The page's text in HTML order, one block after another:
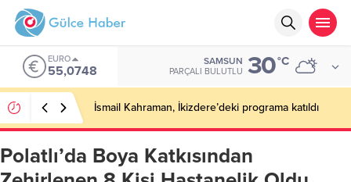
EURO
55,0748
SAMSUN
PARÇALI BULUTLU 30°C
İsmail Kahraman, İkizdere’deki programa katıldı
Polatlı’da Boya Katkısından